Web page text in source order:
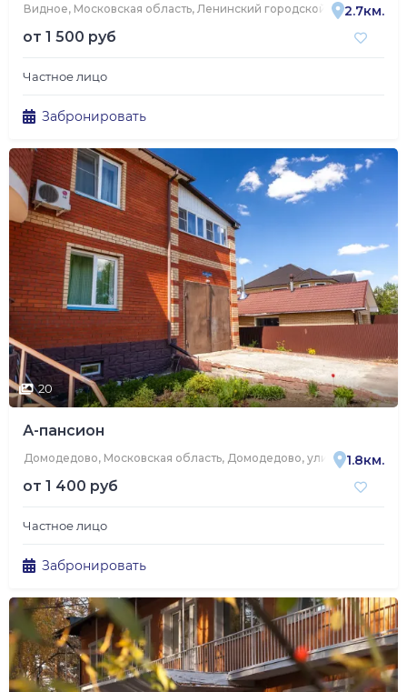
Видное, Московская область, Ленинский городской округ,2.7км.
от 1 500 руб
Частное лицо
Забронировать
20
А-пансион
Домодедово, Московская область, Домодедово, улица Надежды,
1.8км.
от 1 400 руб
Частное лицо
Забронировать